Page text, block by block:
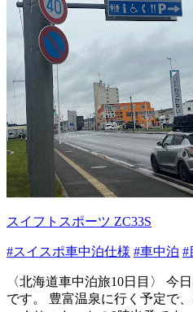
スイフトスポーツ ZC33S
#スイスポ車中泊仕様 #車中泊 #
〈北海道車中泊旅10日目〉 今
です。 豊富温泉に行く予定で